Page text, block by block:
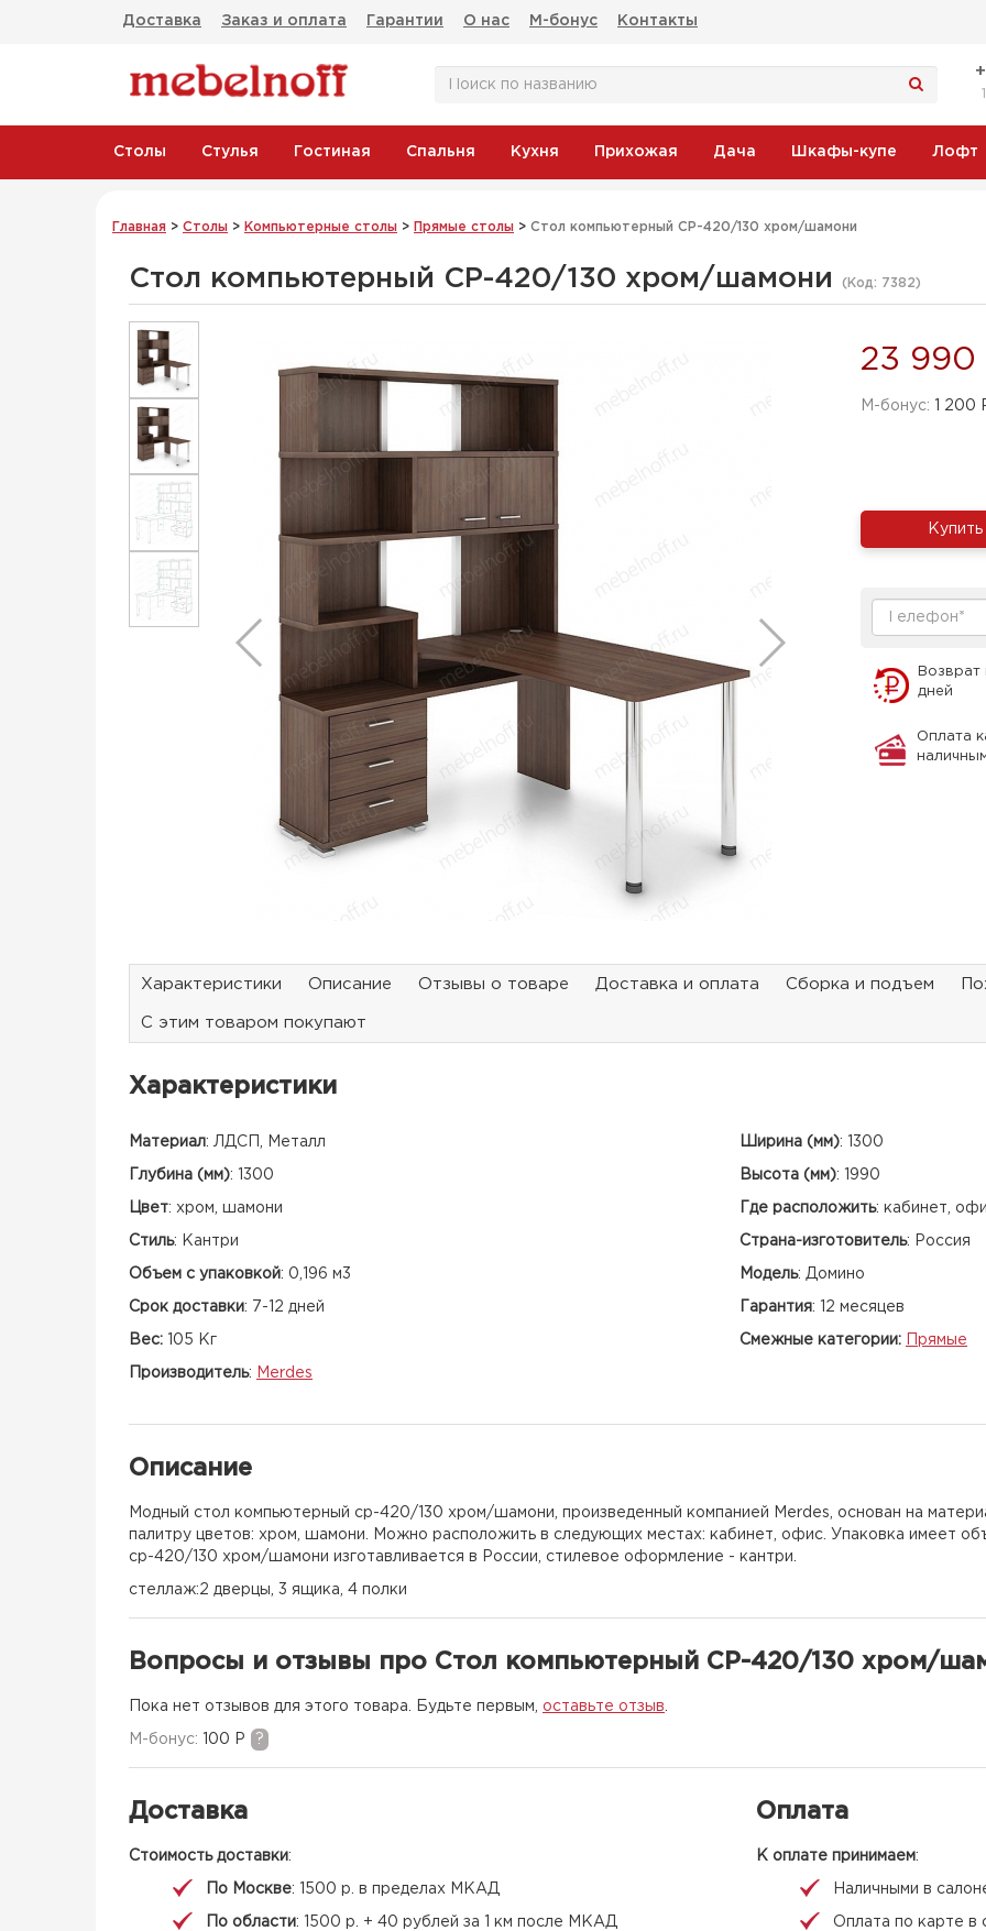
Доставка Заказ и оплата Гарантии О нас М-бонус Контакты
Столы Стулья Гостиная Спальня Кухня Прихожая Дача Шкафы-купе Лофт
Главная > Столы > Компьютерные столы > Прямые столы > Стол компьютерный СР-420/130 хром/шамони
Стол компьютерный СР-420/130 хром/шамони (Код: 7382)
23 990
M-бонус: 1 200
Купить
Возврат
дней
Оплата
Характеристики Описание Отзывы о товаре Доставка и оплата Сборка и подъем
С этим товаром покупают
Характеристики
Материал: ЛДСП, Металл Ширина (мм): 1300
Глубина (мм): 1300 Высота (мм): 1990
Цвет: хром, шамони Где расположить: кабинет,
Стиль: Кантри Страна-изготовитель: Россия
Объем с упаковкой: 0,196 м3 Модель: Домино
Срок доставки: 7-12 дней Гарантия: 12 месяцев
Вес: 105 Кг Смежные категории: Прямые
Производитель: Merdes
Описание
Модный стол компьютерный ср-420/130 хром/шамони, произведенный компанией Merdes, основан на
палитру цветов: хром, шамони. Можно расположить в следующих местах: кабинет, офис. Упаковка имеет
ср-420/130 хром/шамони изготавливается в России, стилевое оформление - кантри.
стеллаж:2 дверцы, 3 ящика, 4 полки
Вопросы и отзывы про Стол компьютерный СР-420/130 хром/
Пока нет отзывов для этого товара. Будьте первым, оставьте отзыв
M-бонус: 100 Р ?
Доставка
Стоимость доставки:
По Москве: 1500 р. в пределах МКАД
По области: 1500 р. + 40 рублей за 1 км после МКАД
Оплата
К оплате принимаем:
Наличными в
Оплата по карте в